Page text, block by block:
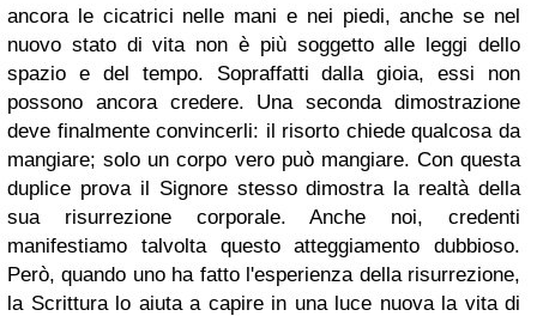
ancora le cicatrici nelle mani e nei piedi, anche se nel
nuovo stato di vita non è più soggetto alle leggi dello
spazio e del tempo. Sopraffatti dalla gioia, essi non
possono ancora credere. Una seconda dimostrazione
deve finalmente convincerli: il risorto chiede qualcosa da
mangiare; solo un corpo vero può mangiare. Con questa
duplice prova il Signore stesso dimostra la realtà della
sua risurrezione corporale. Anche noi, credenti
manifestiamo talvolta questo atteggiamento dubbioso.
Però, quando uno ha fatto l'esperienza della risurrezione,
la Scrittura lo aiuta a capire in una luce nuova la vita di